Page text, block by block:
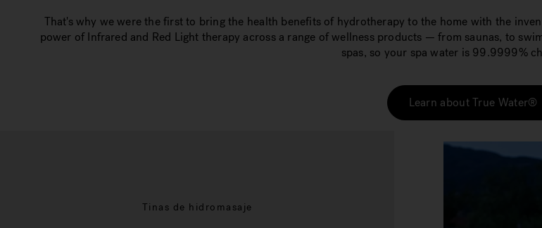
That's why we were the first to bring the health benefits of hydrotherapy to the home with the
power of Infrared and Red Light therapy across a range of wellness products — from saunas, to
spas, so your spa water is 99.9999%
Learn about True Water®
Tinas de hidromasaje